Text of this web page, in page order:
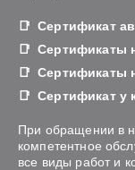
Сертификат
Сертификаты
Сертификаты
Сертификат у
При обращении в
компетентное
все виды работ и